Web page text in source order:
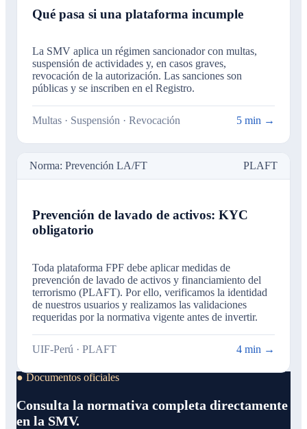
Qué pasa si una plataforma incumple
La SMV aplica un régimen sancionador con multas,
suspensión de actividades y, en casos graves,
revocación de la autorización. Las sanciones son
públicas y se inscriben en el Registro.
Multas · Suspensión · Revocación 5 min →
Norma: Prevención LA/FT PLAFT
Prevención de lavado de activos: KYC
obligatorio
Toda plataforma FPF debe aplicar medidas de
prevención de lavado de activos y financiamiento del
terrorismo (PLAFT). Por ello, verificamos la identidad
de nuestros usuarios y realizamos las validaciones
requeridas por la normativa vigente antes de invertir.
UIF-Perú · PLAFT 4 min →
● Documentos oficiales
Consulta la normativa completa directamente
en la SMV.